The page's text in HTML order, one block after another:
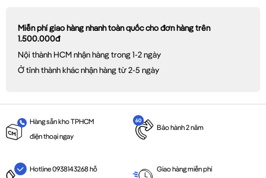
Miễn phí giao hàng nhanh toàn quốc cho đơn hàng trên
1.500.000đ
Nội thành HCM nhận hàng trong 1-2 ngày
Ở tỉnh thành khác nhận hàng từ 2-5 ngày
Hàng sẵn kho TPHCM
điện thoại ngay
Bảo hành 2 năm
Hotline 0938143268 hỗ
Giao hàng miễn phí